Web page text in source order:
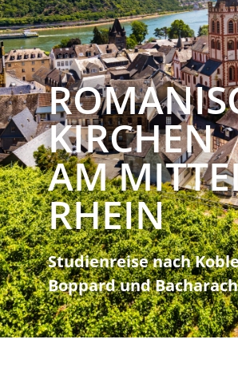
KIRCHEN
AM
RHEIN
Studienreise nach
Boppard und Bacharach